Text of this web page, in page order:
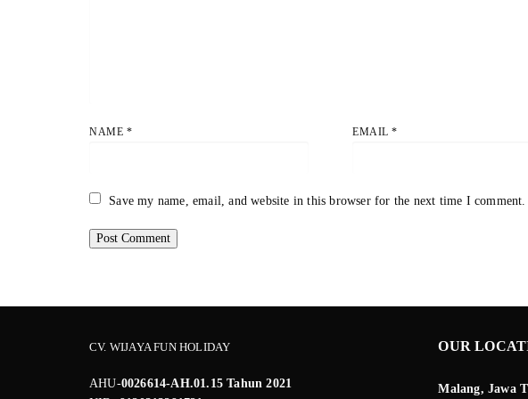
NAME * EMAIL*
Save my name, email, and website in this browser for the next time I comment.
CV. WIJAYA FUN HOLIDAY
AHU-0026614-AH.01.15 Tahun 2021
OUR
Malang, Jawa